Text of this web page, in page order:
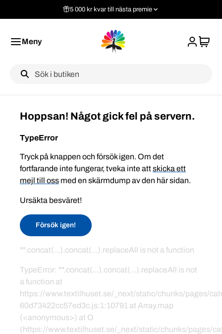
5 000 kr kvar till nästa premie
Meny
Label
Hoppsan! Något gick fel på servern.
TypeError
Tryck på knappen och försök igen. Om det
fortfarande inte fungerar, tveka inte attskicka ett
mejl till oss med en skärmdump av den här sidan.
Ursäkta besväret!
Försök igen!
"".concat(...).concat(...).replaceAll is not a function
TypeError: "".concat(...).concat(...).replaceAll is not
a function at
https://www.textilhuset.se/_next/static/chunks/pages/
60d73422cc57ed3c.js:1:10791 at Array.map
(<anonymous>) at O
(https://www.textilhuset.se/_next/static/chunks/pages/